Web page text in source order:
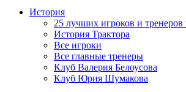
История
25 лучших игроков и тренеров
История Трактора
Все игроки
Все главные тренеры
Клуб Валерия Белоусова
Клуб Юрия Шумакова